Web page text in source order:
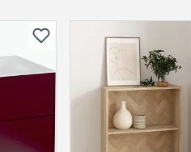
etter at det er besvart.